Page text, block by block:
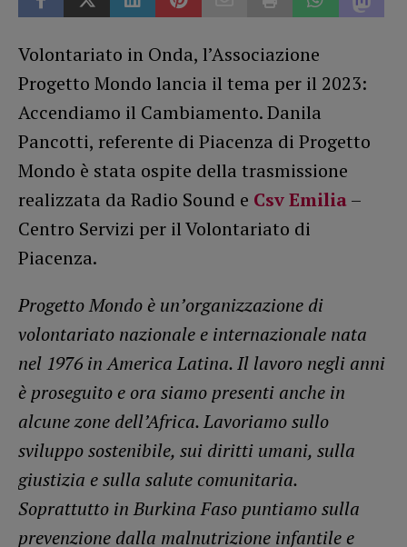
Volontariato in Onda, l’Associazione
Progetto Mondo lancia il tema per il 2023:
Accendiamo il Cambiamento. Danila
Pancotti, referente di Piacenza di Progetto
Mondo è stata ospite della trasmissione
realizzata da Radio Sound e Csv Emilia–
Centro Servizi per il Volontariato di
Piacenza.
Progetto Mondo è un’organizzazione di
volontariato nazionale e internazionale nata
nel 1976 in America Latina. Il lavoro negli anni
è proseguito e ora siamo presenti anche in
alcune zone dell’Africa. Lavoriamo sullo
sviluppo sostenibile, sui diritti umani, sulla
giustizia e sulla salute comunitaria.
Soprattutto in Burkina Faso puntiamo sulla
prevenzione dalla malnutrizione infantile e